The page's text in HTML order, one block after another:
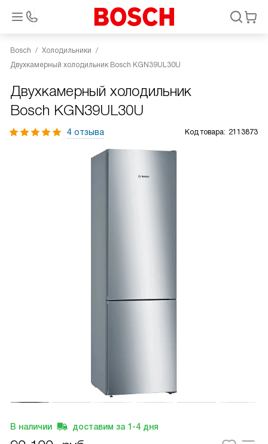
Bosch
Холодильники
Двухкамерный холодильник Bosch KGN39UL30U
Двухкамерный холодильник
Bosch KGN39UL30U
4 отзыва Код товара: 2113873
В наличии доставим за 1-4 дня